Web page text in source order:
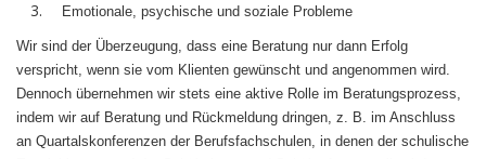
Emotionale, psychische und soziale Probleme
Wir sind der Überzeugung, dass eine Beratung nur dann Erfolg
verspricht, wenn sie vom Klienten gewünscht und angenommen wird.
Dennoch übernehmen wir stets eine aktive Rolle im Beratungsprozess,
indem wir auf Beratung und Rückmeldung dringen, z. B. im Anschluss
an Quartalskonferenzen der Berufsfachschulen, in denen der schulische